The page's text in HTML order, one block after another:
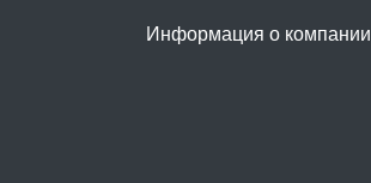
Информация о компании